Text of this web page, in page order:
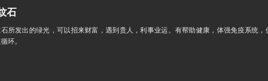
石
所发出的绿光，可以招来财富，遇到贵人，利事业运。有帮助健康，体强免疫系统，
环。